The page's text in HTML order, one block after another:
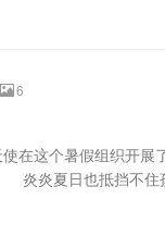
6
在这个暑假组织开展
炎炎夏日也抵挡不住